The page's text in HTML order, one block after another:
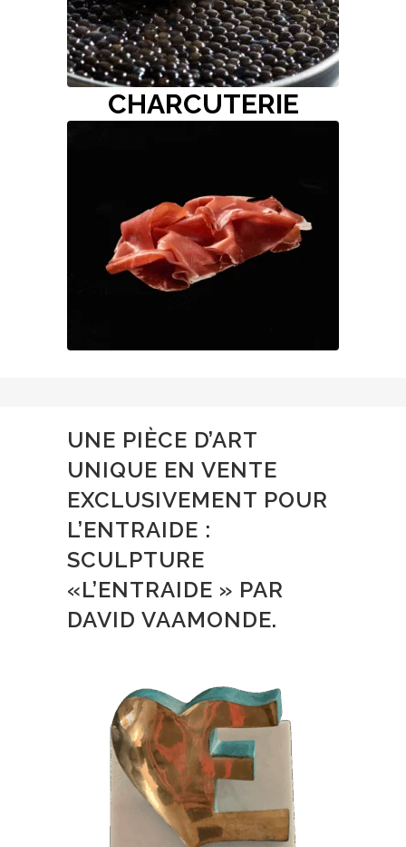
CHARCUTERIE
UNE PIÈCE D’ART
UNIQUE EN VENTE
EXCLUSIVEMENT POUR
L’ENTRAIDE :
SCULPTURE
«L’ENTRAIDE » PAR
DAVID VAAMONDE.